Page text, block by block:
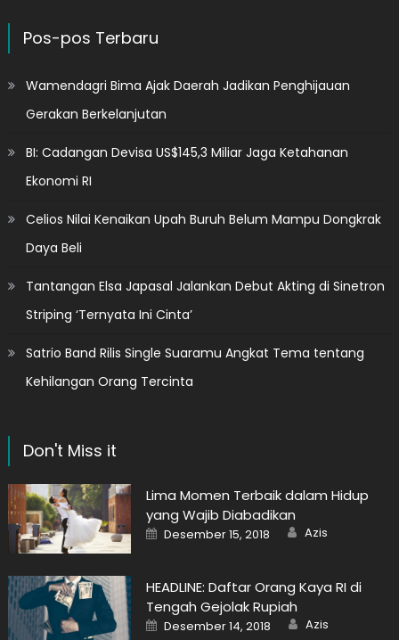
Pos-pos Terbaru
Wamendagri Bima Ajak Daerah Jadikan Penghijauan
Gerakan Berkelanjutan
BI: Cadangan Devisa US$145,3 Miliar Jaga Ketahanan
Ekonomi RI
Celios Nilai Kenaikan Upah Buruh Belum Mampu Dongkrak
Daya Beli
Tantangan Elsa Japasal Jalankan Debut Akting di Sinetron
Striping ‘Ternyata Ini Cinta’
Satrio Band Rilis Single Suaramu Angkat Tema tentang
Kehilangan Orang Tercinta
Don't Miss it
Lima Momen Terbaik dalam Hidup
yang Wajib Diabadikan
Posted
on
Desember 15, 2018 Author
Azis
HEADLINE: Daftar Orang Kaya RI di
Tengah Gejolak Rupiah
Posted
on
Desember 14, 2018 Author
Azis